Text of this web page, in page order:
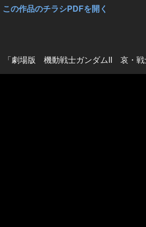
この作品のチラシPDFを開く
劇場版 機動戦士ガンダムII 哀・